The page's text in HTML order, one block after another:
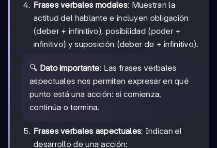
Frases verbales modales: Muestran la
actitud del hablante e incluyen obligación
(deber + infinitivo), posibilidad (poder +
infinitivo) y suposición (deber de + infinitivo).
🔍 Dato importante: Las frases verbales
aspectuales nos permiten expresar en qué
punto está una acción: si comienza,
continúa o termina.
Frases verbales aspectuales: Indican el
desarrollo de una acción: